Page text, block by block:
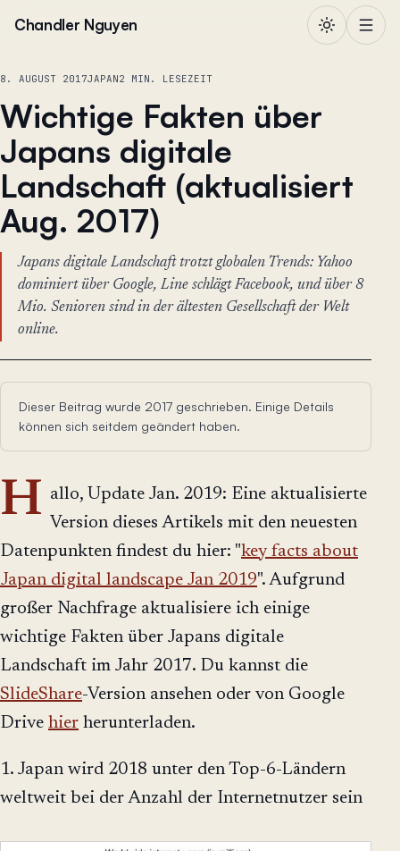
Chandler Nguyen
8. AUGUST 2017JAPAN2 MIN. LESEZEIT
Wichtige Fakten über
Japans digitale
Landschaft (aktualisiert
Aug. 2017)
Japans digitale Landschaft trotzt globalen Trends: Yahoo
dominiert über Google, Line schlägt Facebook, und über 8
Mio. Senioren sind in der ältesten Gesellschaft der Welt
online.
Dieser Beitrag wurde 2017 geschrieben. Einige Details
können sich seitdem geändert haben.
H allo, Update Jan. 2019: Eine aktualisierte
Version dieses Artikels mit den neuesten
Datenpunkten findest du hier: "key facts about
Japan digital landscape Jan 2019". Aufgrund
großer Nachfrage aktualisiere ich einige
wichtige Fakten über Japans digitale
Landschaft im Jahr 2017. Du kannst die
SlideShare-Version ansehen oder von Google
Drive hier herunterladen.
1. Japan wird 2018 unter den Top-6-Ländern
weltweit bei der Anzahl der Internetnutzer sein